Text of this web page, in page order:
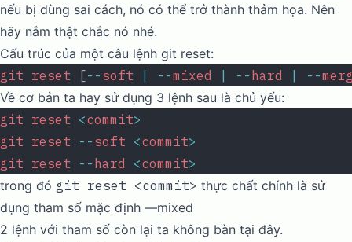
nếu bị dùng sai cách, nó có thể trở thành thảm họa. Nên
hãy nắm thật chắc nó nhé.
Cấu trúc của một câu lệnh git reset:
git reset [-- soft | --mixed | -- hard | --
Về cơ bản ta hay sử dụng 3 lệnh sau là chủ yếu:
git reset <commit>
git reset -- soft <commit>
git reset -- hard <commit>
trong đó git reset <commit> thực chất chính là sử
dụng tham số mặc định —mixed
2 lệnh với tham số còn lại ta không bàn tại đây.